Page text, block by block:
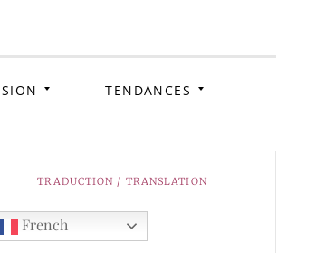
TENDANCES
TRADUCTION / TRANSLATION
French